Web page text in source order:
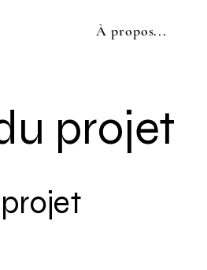
À propos...
projet